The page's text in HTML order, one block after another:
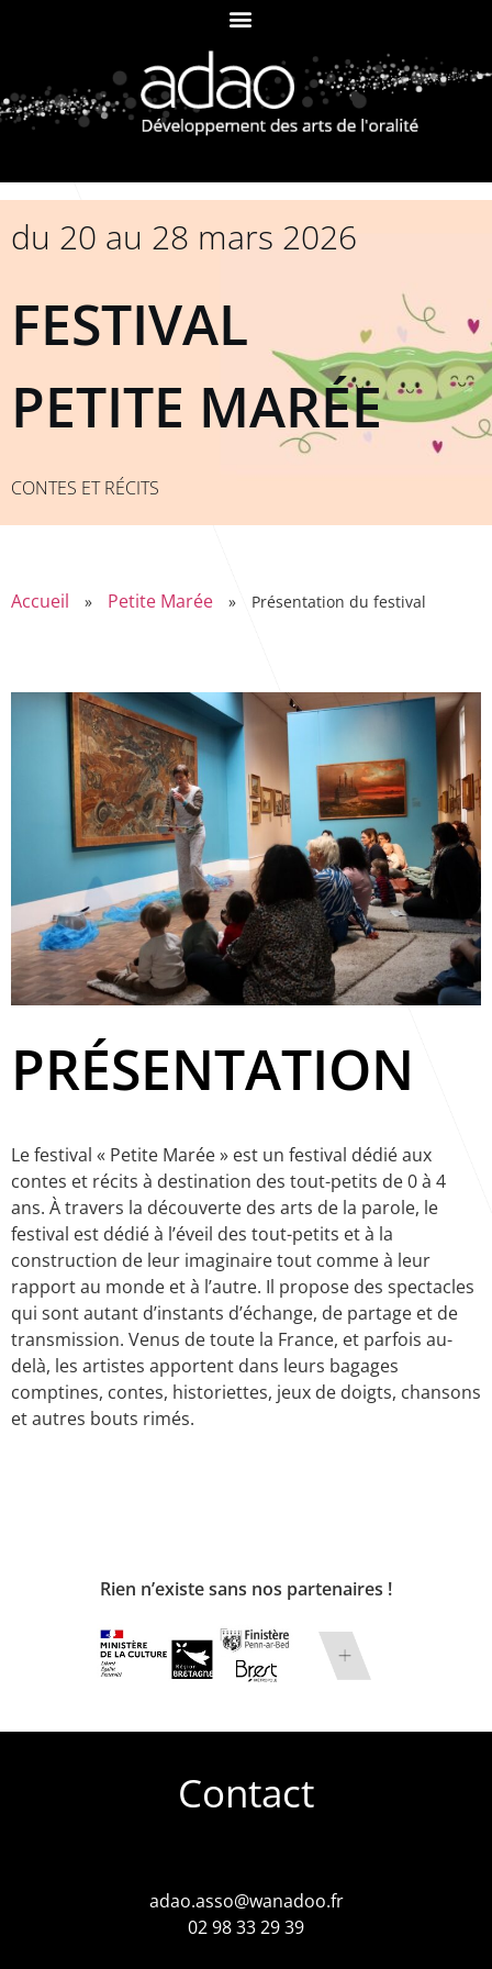
du 20 au 28 mars 2026
FESTIVAL
PETITE MARÉE
CONTES ET RÉCITS
Accueil » Petite Marée » Présentation du festival
PRÉSENTATION
Le festival « Petite Marée » est un festival dédié aux
contes et récits à destination des tout-petits de 0 à 4
ans. À travers la découverte des arts de la parole, le
festival est dédié à l’éveil des tout-petits et à la
construction de leur imaginaire tout comme à leur
rapport au monde et à l’autre. Il propose des spectacles
qui sont autant d’instants d’échange, de partage et de
transmission. Venus de toute la France, et parfois au-
delà, les artistes apportent dans leurs bagages
comptines, contes, historiettes, jeux de doigts, chansons
et autres bouts rimés.
Rien n’existe sans nos partenaires !
Contact
adao.asso@wanadoo.fr
02 98 33 29 39